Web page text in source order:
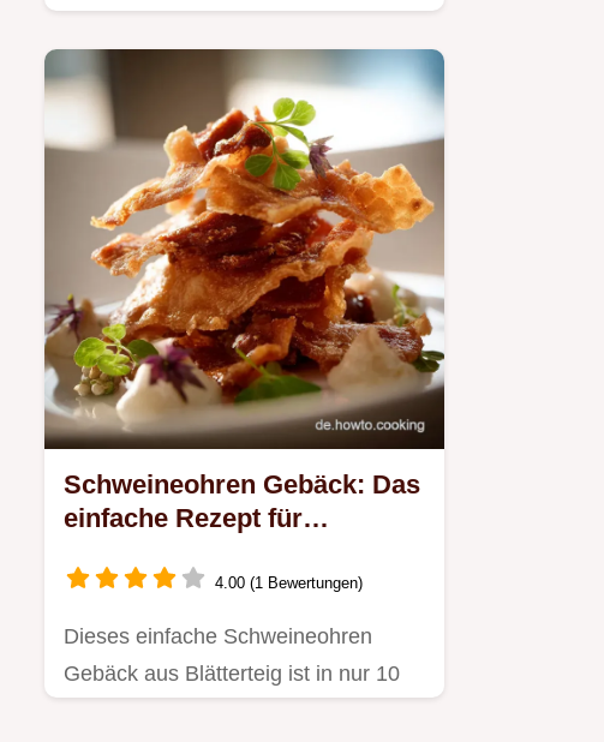
Schweineohren Gebäck: Das
einfache Rezept für
Genuss
4.00 (1 Bewertungen)
Dieses einfache Schweineohren
Gebäck aus Blätterteig ist in nur 10